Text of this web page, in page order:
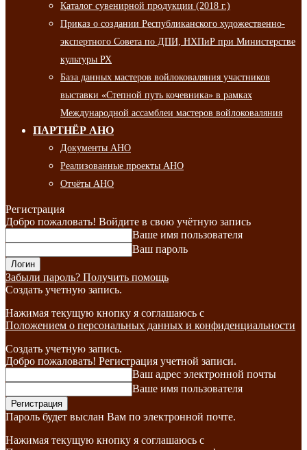
Каталог сувенирной продукции (2018 г.)
Приказ о создании Республиканского художественно-
экспертного Совета по ДПИ, НХПиР при Министерстве
культуры РХ
База данных мастеров войлоковаляния участников
выставки «Степной путь кочевника» в рамках
Международной ассамблеи мастеров войлоковаляния
ПАРТНЁР АНО
Документы АНО
Реализованные проекты АНО
Отчёты АНО
Регистрация
Добро пожаловать! Войдите в свою учётную запись
Ваше имя пользователя
Ваш пароль
Забыли пароль? Получить помощь
Создать учетную запись.
Нажимая текущую кнопку я соглашаюсь с
Положением о персональных данных и конфиденциальности
Создать учетную запись.
Добро пожаловать! Регистрация учетной записи.
Ваш адрес электронной почты
Ваше имя пользователя
Пароль будет выслан Вам по электронной почте.
Нажимая текущую кнопку я соглашаюсь с